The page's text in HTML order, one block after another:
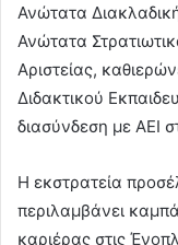
Ανώτατα
Ανώτατα
Αριστείας,
Διδακτικού
διασύνδεση με ΑΕΙ
Η εκστρατεία
περιλαμβάνει
καριέρας στις